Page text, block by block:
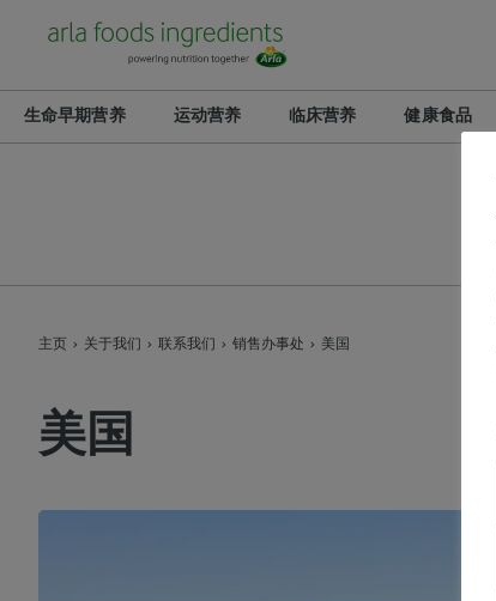
生命早期营养 运动营养 临床营养 健康食品
主页 关于我们 联系我们 销售办事处 美国
美国